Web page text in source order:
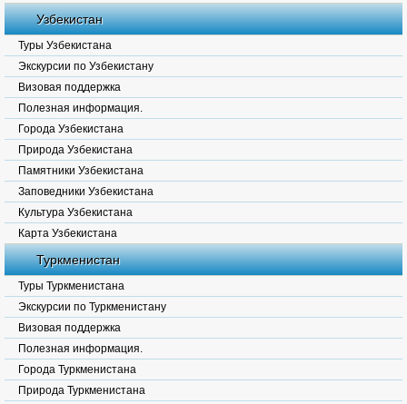
Узбекистан
Туры Узбекистана
Экскурсии по Узбекистану
Визовая поддержка
Полезная информация.
Города Узбекистана
Природа Узбекистана
Памятники Узбекистана
Заповедники Узбекистана
Культура Узбекистана
Карта Узбекистана
Туркменистан
Туры Туркменистана
Экскурсии по Туркменистану
Визовая поддержка
Полезная информация.
Города Туркменистана
Природа Туркменистана